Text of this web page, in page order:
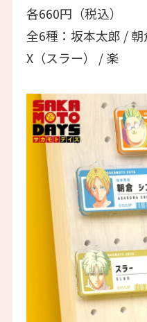
各660円（税込）
全6種：坂本太郎 /
X（スラー） / 楽